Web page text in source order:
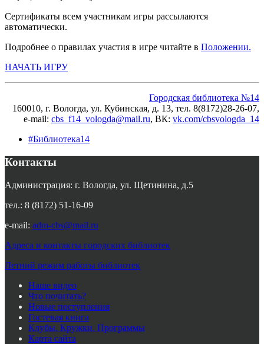
Сертификаты всем участникам игры рассылаются
автоматически.
Подробнее о правилах участия в игре читайте в Положении.
НАЧАТЬ ИГРУ
Городская библиотека №14
160010, г. Вологда, ул. Кубинская, д. 13, тел. 8(8172)28-26-07,
e-mail: cbs_f14_vologda@mail.ru, ВК: vk.com/cbsvologda_14
#Библиотека14
Контакты
Администрация: г. Вологда, ул. Щетинина, д.5
тел.: 8 (8172) 51-16-09
e-mail: adm-cbs@mail.ru
Адреса и контакты городских библиотек
Летний режим работы библиотек
Наше видео
Что почитать?
Новые поступления
Гостевая книга
Клубы. Кружки. Программы
Карта сайта